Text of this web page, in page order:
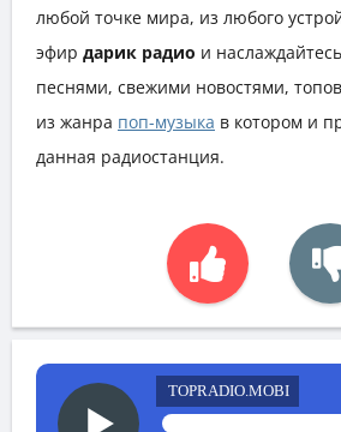
любой точке мира, из любого
эфир дарик радио и
песнями, свежими новостями,
из жанра поп-музыка в котором и
данная радиостанция.
TOPRADIO.MOBI